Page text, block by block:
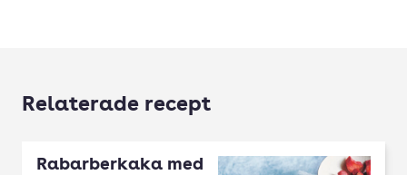
Relaterade recept
Rabarberkaka med